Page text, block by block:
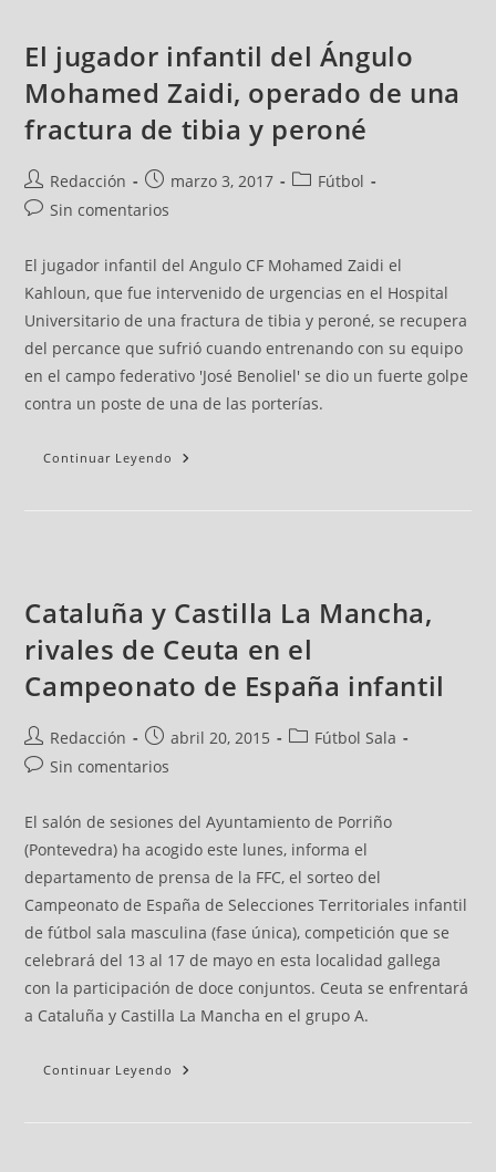
El jugador infantil del Ángulo
Mohamed Zaidi, operado de una
fractura de tibia y peroné
Redacción marzo 3, 2017
Fútbol
Sin comentarios
El jugador infantil del Angulo CF Mohamed Zaidi el
Kahloun, que fue intervenido de urgencias en el Hospital
Universitario de una fractura de tibia y peroné, se recupera
del percance que sufrió cuando entrenando con su equipo
en el campo federativo 'José Benoliel' se dio un fuerte golpe
contra un poste de una de las porterías.
Continuar Leyendo
Cataluña y Castilla La Mancha,
rivales de Ceuta en el
Campeonato de España infantil
Redacción abril 20, 2015
Fútbol Sala
Sin comentarios
El salón de sesiones del Ayuntamiento de Porriño
(Pontevedra) ha acogido este lunes, informa el
departamento de prensa de la FFC, el sorteo del
Campeonato de España de Selecciones Territoriales infantil
de fútbol sala masculina (fase única), competición que se
celebrará del 13 al 17 de mayo en esta localidad gallega
con la participación de doce conjuntos. Ceuta se enfrentará
a Cataluña y Castilla La Mancha en el grupo A.
Continuar Leyendo